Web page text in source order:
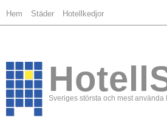
Hem Städer Hotellkedjor
Sveriges största och mest